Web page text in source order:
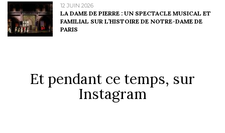
12 JUIN 2026
LA DAME DE PIERRE : UN SPECTACLE MUSICAL ET
FAMILIAL SUR L’HISTOIRE DE NOTRE-DAME DE
PARIS
Et pendant ce temps, sur
Instagram